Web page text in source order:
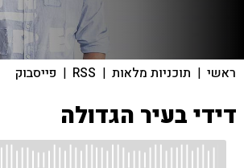
ראשי | תוכניות מלאות |
RSS
| פייסבוק
דידי בעיר הגדולה